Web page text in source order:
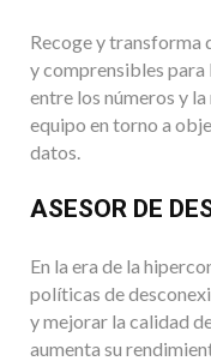
Recoge y transforma
y comprensibles para
entre los números y
equipo en torno a
datos.
ASESOR DE
En la era de la
políticas de
y mejorar la calidad
aumenta su